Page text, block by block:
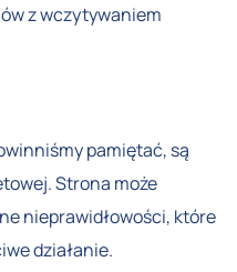
z wczytywaniem
pamiętać, są
Strona może
nieprawidłowości, które
działanie.